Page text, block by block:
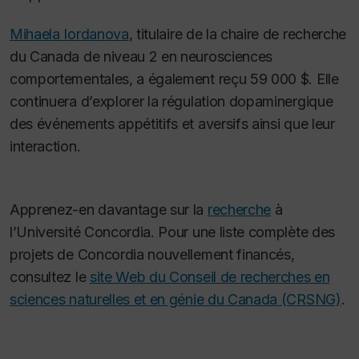
Mihaela Iordanova, titulaire de la chaire de recherche
du Canada de niveau 2 en neurosciences
comportementales, a également reçu 59 000 $. Elle
continuera d’explorer la régulation dopaminergique
des événements appétitifs et aversifs ainsi que leur
interaction.
Apprenez-en davantage sur la recherche à
l’Université Concordia. Pour une liste complète des
projets de Concordia nouvellement financés,
consultez le site Web du Conseil de recherches en
sciences naturelles et en génie du Canada (CRSNG).